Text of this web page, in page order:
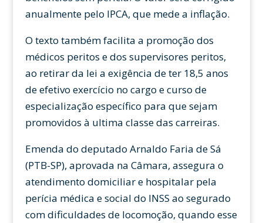
anualmente pelo IPCA, que mede a inflação.
O texto também facilita a promoção dos
médicos peritos e dos supervisores peritos,
ao retirar da lei a exigência de ter 18,5 anos
de efetivo exercício no cargo e curso de
especialização específico para que sejam
promovidos à ultima classe das carreiras.
Emenda do deputado Arnaldo Faria de Sá
(PTB-SP), aprovada na Câmara, assegura o
atendimento domiciliar e hospitalar pela
perícia médica e social do INSS ao segurado
com dificuldades de locomoção, quando esse